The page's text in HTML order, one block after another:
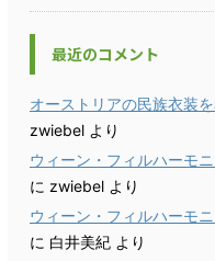
最近のコメント
オーストリアの民族衣装
zwiebel より
ウィーン・フィルハーモ
に zwiebel より
ウィーン・フィルハーモ
に 白井美紀 より